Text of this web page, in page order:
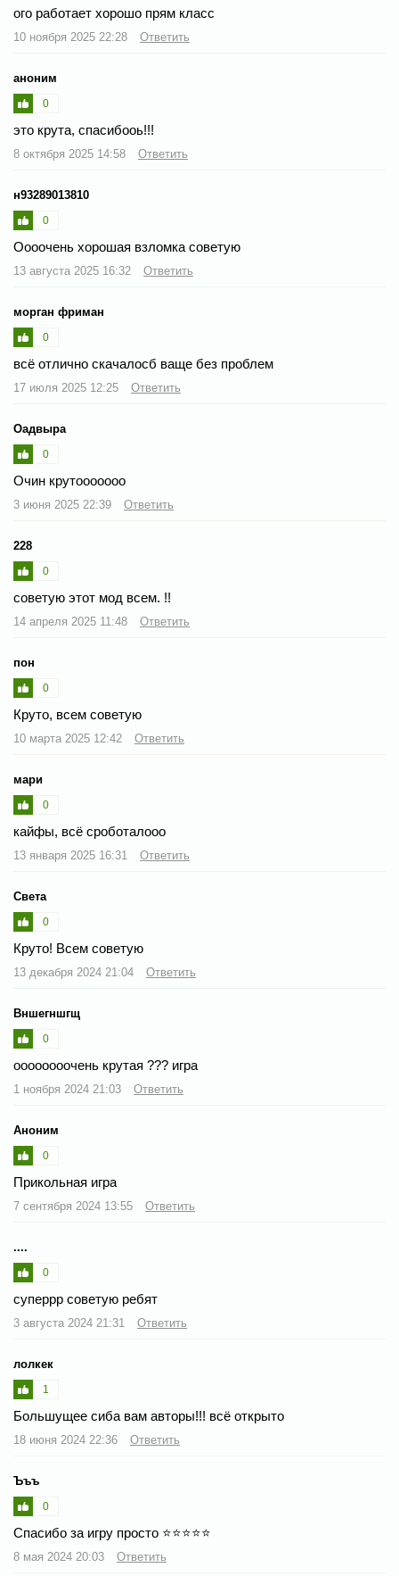
ого работает хорошо прям класс
10 ноября 2025 22:28 Ответить
аноним
0
это крута, спасибооь!!!
8 октября 2025 14:58 Ответить
н93289013810
0
Оооочень хорошая взломка советую
13 августа 2025 16:32 Ответить
морган фриман
0
всё отлично скачалосб ваще без проблем
17 июля 2025 12:25 Ответить
Оадвыра
0
Очин крутооооооо
3 июня 2025 22:39 Ответить
228
0
советую этот мод всем. !!
14 апреля 2025 11:48 Ответить
пон
0
Круто, всем советую
10 марта 2025 12:42 Ответить
мари
0
кайфы, всё сроботалооо
13 января 2025 16:31 Ответить
Света
0
Круто! Всем советую
13 декабря 2024 21:04 Ответить
Вншегншгщ
0
оооооооочень крутая ?️??️ игра
1 ноября 2024 21:03 Ответить
Аноним
0
Прикольная игра
7 сентября 2024 13:55 Ответить
....
0
суперрр советую ребят
3 августа 2024 21:31 Ответить
лолкек
1
Большущее сиба вам авторы!!! всё открыто
18 июня 2024 22:36 Ответить
Ъъъ
0
Спасибо за игру просто ⭐⭐⭐⭐⭐
8 мая 2024 20:03 Ответить